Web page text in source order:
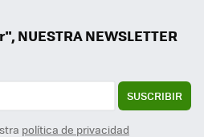
NUESTRA NEWSLETTER
SUSCRIBIR
política de privacidad